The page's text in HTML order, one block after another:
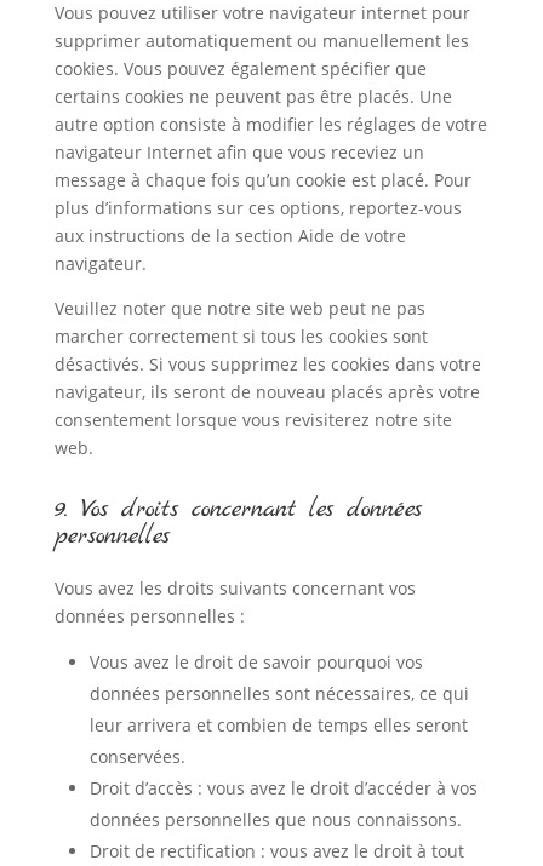
Vous pouvez utiliser votre navigateur internet pour
supprimer automatiquement ou manuellement les
cookies. Vous pouvez également spécifier que
certains cookies ne peuvent pas être placés. Une
autre option consiste à modifier les réglages de votre
navigateur Internet afin que vous receviez un
message à chaque fois qu’un cookie est placé. Pour
plus d’informations sur ces options, reportez-vous
aux instructions de la section Aide de votre
navigateur.
Veuillez noter que notre site web peut ne pas
marcher correctement si tous les cookies sont
désactivés. Si vous supprimez les cookies dans votre
navigateur, ils seront de nouveau placés après votre
consentement lorsque vous revisiterez notre site
web.
9. Vos droits concernant les données
personnelles
Vous avez les droits suivants concernant vos
données personnelles :
Vous avez le droit de savoir pourquoi vos
données personnelles sont nécessaires, ce qui
leur arrivera et combien de temps elles seront
conservées.
Droit d’accès : vous avez le droit d’accéder à vos
données personnelles que nous connaissons.
Droit de rectification : vous avez le droit à tout